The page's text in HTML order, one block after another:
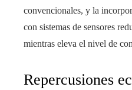
convencionales, y la
con sistemas de sensores
mientras eleva el nivel de
Repercusiones